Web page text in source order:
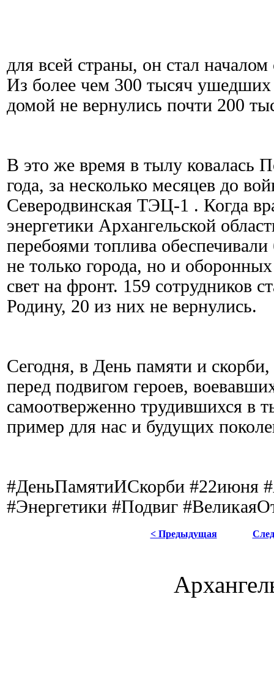
для всей страны, он стал
Из более чем 300 тысяч ушедших
домой не вернулись почти 200
В это же время в тылу ковалась
года, за несколько месяцев до
Северодвинская ТЭЦ-1 . Когда
энергетики Архангельской
перебоями топлива
не только города, но и
свет на фронт. 159 сотрудников
Родину, 20 из них не вернулись.
Сегодня, в День памяти и
перед подвигом героев,
самоотверженно трудившихся в
пример для нас и будущих
#ДеньПамятиИСкорби #22июня
#Энергетики #Подвиг
< Предыдущая